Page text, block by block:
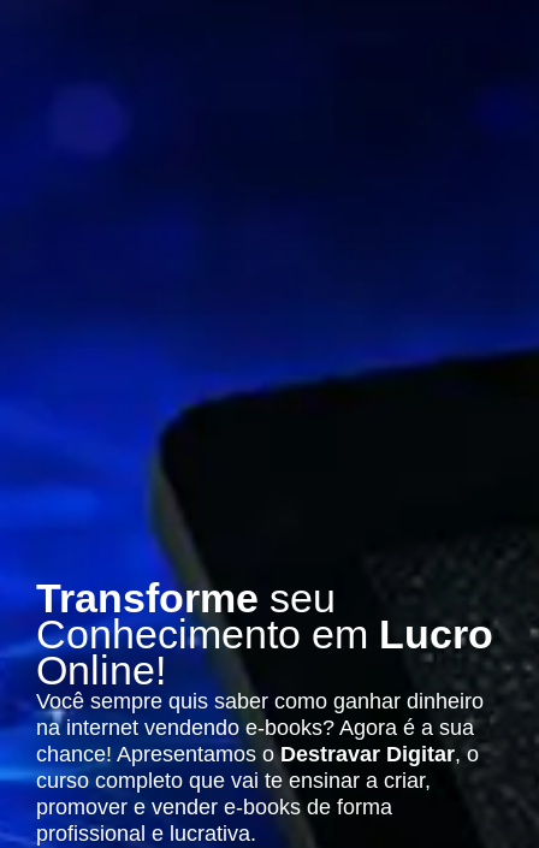
Transforme seu
Conhecimento em Lucro
Online!
Você sempre quis saber como ganhar dinheiro
na internet vendendo e-books? Agora é a sua
chance! Apresentamos oDestravar Digitar, o
curso completo que vai te ensinar a criar,
promover e vender e-books de forma
profissional e lucrativa.